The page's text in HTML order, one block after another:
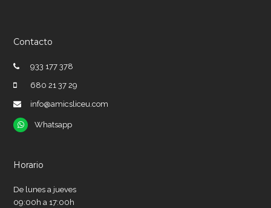
Contacto
933 177 378
680 21 37 29
info@amicsliceu.com
Whatsapp
Whatsapp
Horario
De lunes a jueves
09:00h a 17:00h